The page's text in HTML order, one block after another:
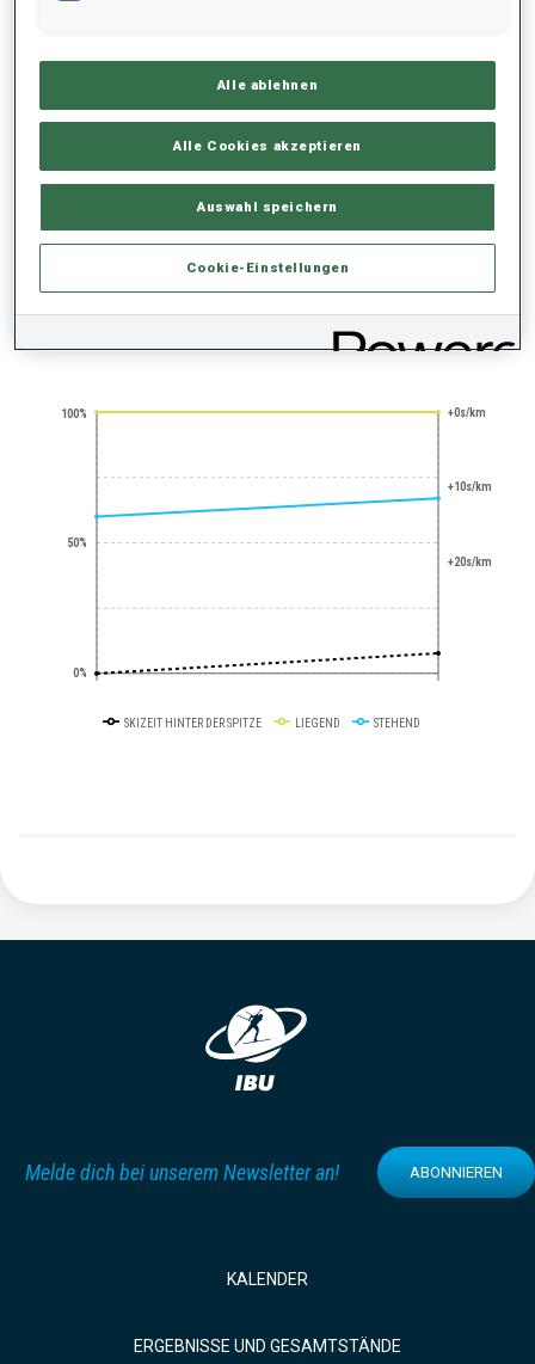
SAISON-HIGHLIGHTS
0%
50%
100% +0s/km
+10s/km
+20s/km
SKIZEIT HINTER DER SPITZE LIEGEND STEHEND
Melde dich bei unserem Newsletter an! ABONNIEREN
KALENDER
ERGEBNISSE UND GESAMTSTÄNDE
Alle ablehnen
Alle Cookies akzeptieren
Auswahl speichern
Cookie-Einstellungen